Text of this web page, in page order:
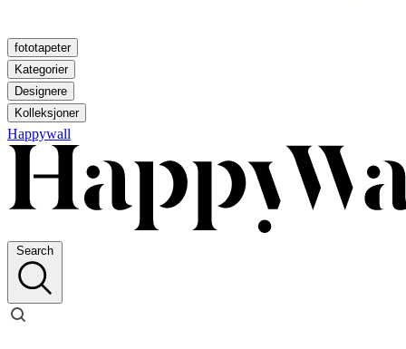
fototapeter
Kategorier
Designere
Kolleksjoner
Happywall
Search